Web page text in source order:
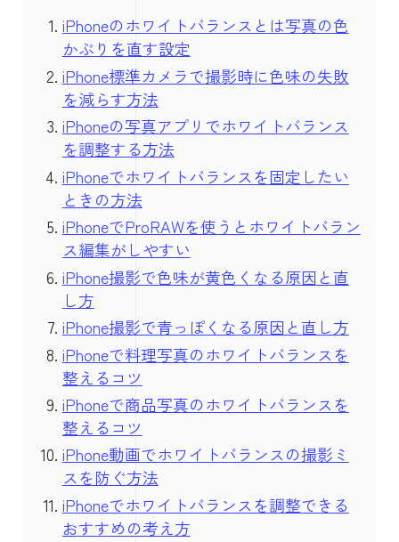
iPhoneのホワイトバランスとは写真の色
かぶりを直す設定
iPhone標準カメラで撮影時に色味の失敗
を減らす方法
iPhoneの写真アプリでホワイトバランス
を調整する方法
iPhoneでホワイトバランスを固定したい
ときの方法
iPhoneでProRAWを使うとホワイトバラン
ス編集がしやすい
iPhone撮影で色味が黄色くなる原因と直
し方
iPhone撮影で青っぽくなる原因と直し方
iPhoneで料理写真のホワイトバランスを
整えるコツ
iPhoneで商品写真のホワイトバランスを
整えるコツ
iPhone動画でホワイトバランスの撮影ミ
スを防ぐ方法
iPhoneでホワイトバランスを調整できる
おすすめの考え方